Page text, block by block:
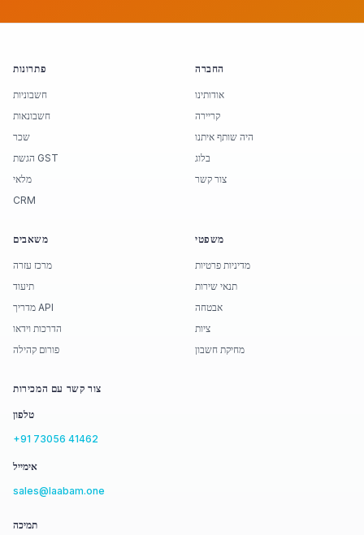
פתרונות
חשבוניות
חשבונאות
שכר
הגשת GST
מלאי
CRM
החברה
אודותינו
קריירה
היה שותף איתנו
בלוג
צור קשר
משאבים
מרכז עזרה
תיעוד
מדריך API
הדרכות וידאו
פורום קהילה
משפטי
מדיניות פרטיות
תנאי שירות
אבטחה
ציות
מחיקת חשבון
צור קשר עם המכירות
טלפון
+91 73056 41462
אימייל
sales@laabam.one
תמיכה